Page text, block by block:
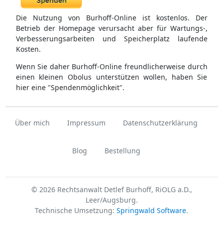
Die Nutzung von Burhoff-Online ist kostenlos. Der
Betrieb der Homepage verursacht aber für Wartungs-,
Verbesserungsarbeiten und Speicherplatz laufende
Kosten.
Wenn Sie daher Burhoff-Online freundlicherweise durch
einen kleinen Obolus unterstützen wollen, haben Sie
hier eine "Spendenmöglichkeit".
Über mich Impressum Datenschutzerklärung
Blog Bestellung
© 2026 Rechtsanwalt Detlef Burhoff, RiOLG a.D.,
Leer/Augsburg.
Technische Umsetzung: Springwald Software.